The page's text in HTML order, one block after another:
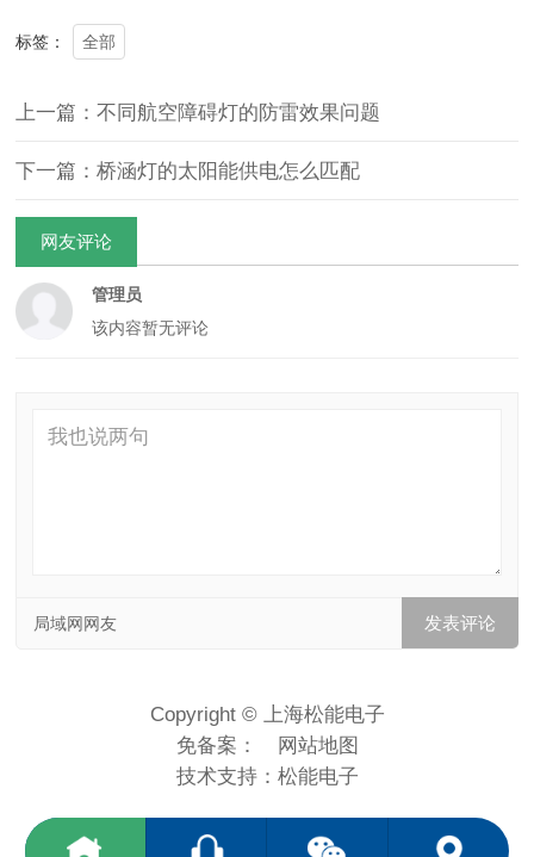
标签： 全部
上一篇：不同航空障碍灯的防雷效果问题
下一篇：桥涵灯的太阳能供电怎么匹配
网友评论
管理员
该内容暂无评论
局域网网友
Copyright © 上海松能电子
免备案：
网站地图
技术支持： 松能电子